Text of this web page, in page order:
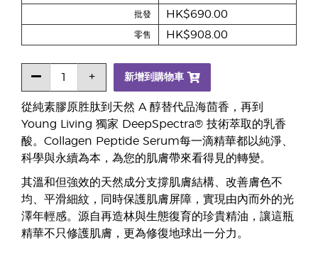
從純素膠原胜肽到天然 A 醇替代品海茴香，再到
Young Living 獨家 DeepSpectra® 技術萃取的乳香
酸。Collagen Peptide Serum每一滴精華都以純淨、
科學與永續為本，為您的肌膚帶來看得見的轉變。
其溫和但強效的天然成分支撐肌膚結構、改善膚色不
均、平滑細紋，同時保護肌膚屏障，實現由內而外的光
澤年輕感。源自再造林與生態復育的珍貴精油，讓這瓶
精華不只修護肌膚，更為修復地球出一分力。
批發 HK$690.00
零售 HK$908.00
新增到購物車